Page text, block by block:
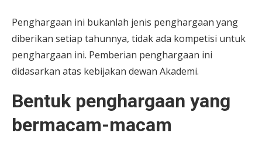
Penghargaan ini bukanlah jenis penghargaan yang
diberikan setiap tahunnya, tidak ada kompetisi untuk
penghargaan ini. Pemberian penghargaan ini
didasarkan atas kebijakan dewan Akademi.
Bentuk penghargaan yang
bermacam-macam